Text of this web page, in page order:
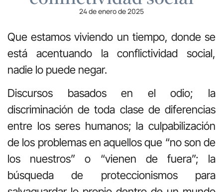
24 de enero de 2025
Que estamos viviendo un tiempo, donde se
está acentuando la conflictividad social,
nadie lo puede negar.
Discursos basados en el odio; la
discriminación de toda clase de diferencias
entre los seres humanos; la culpabilización
de los problemas en aquellos que “no son de
los nuestros” o “vienen de fuera”; la
búsqueda de proteccionismos para